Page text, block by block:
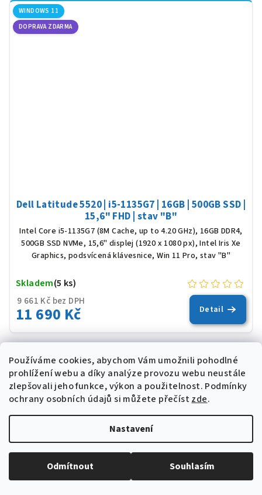
Používáme cookies, abychom Vám umožnili pohodlné
prohlížení webu a díky analýze provozu webu neustále
zlepšovali jeho funkce, výkon a použitelnost. Podmínky
ochrany osobních údajů si můžete přečíst zde.
Nastavení
Odmítnout Souhlasím
WINDOWS 11
DOPRAVA ZDARMA
Dell Latitude 5520 | i5-1135G7 | 16GB | 500GB SSD |
15,6" FHD | stav "B"
Intel Core i5-1135G7 (8M Cache, up to 4.20 GHz), 16GB DDR4,
500GB SSD NVMe, 15,6" displej (1920 x 1080 px), Intel Iris Xe
Graphics, podsvícená klávesnice, Win 11 Pro, stav "B"
9 661 Kč bez DPH
11 690 Kč
Skladem(5 ks)
Detail
NOVINKA